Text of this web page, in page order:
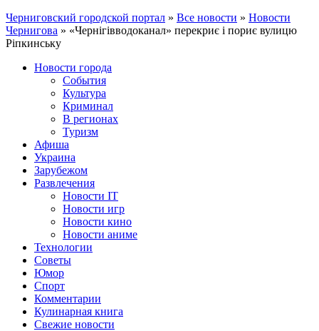
Черниговский городской портал » Все новости » Новости
Чернигова » «Чернігівводоканал» перекриє і пориє вулицю
Ріпкинську
Новости города
События
Культура
Криминал
В регионах
Туризм
Афиша
Украина
Зарубежом
Развлечения
Новости IT
Новости игр
Новости кино
Новости аниме
Технологии
Советы
Юмор
Спорт
Комментарии
Кулинарная книга
Свежие новости